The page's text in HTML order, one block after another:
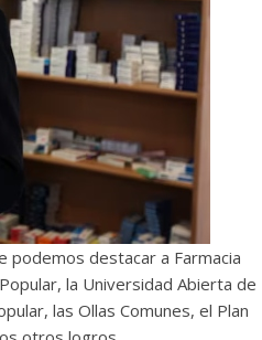
podemos destacar a Farmacia
la Universidad Abierta de
las Ollas Comunes, el Plan